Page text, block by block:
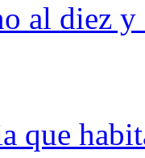
al diez y
que